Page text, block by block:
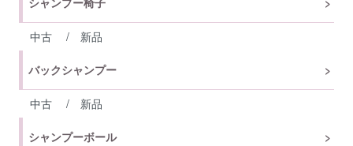
中古 / 新品
バックシャンプー
中古 / 新品
シャンプーボール